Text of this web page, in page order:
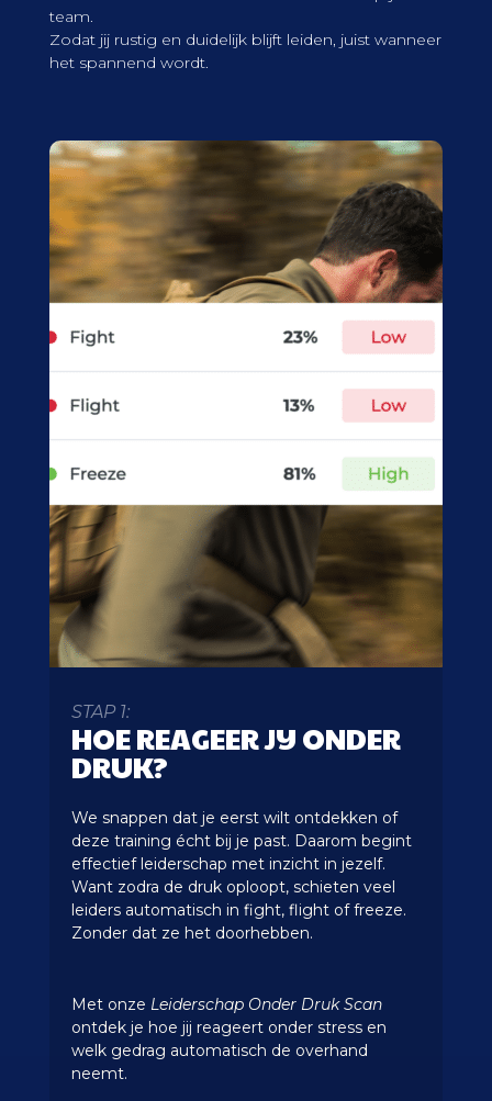
team.
Zodat jij rustig en duidelijk blijft leiden, juist wanneer
het spannend wordt.
STAP 1:
HOE REAGEER JIJ ONDER
DRUK?
We snappen dat je eerst wilt ontdekken of
deze training écht bij je past. Daarom begint
effectief leiderschap met inzicht in jezelf.
Want zodra de druk oploopt, schieten veel
leiders automatisch in fight, flight of freeze.
Zonder dat ze het doorhebben.
Met onze Leiderschap Onder Druk Scan
ontdek je hoe jij reageert onder stress en
welk gedrag automatisch de overhand
neemt.